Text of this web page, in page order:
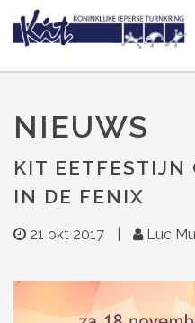
NIEUWS
KIT EETFESTIJN
IN DE FENIX
21 okt 2017 Luc